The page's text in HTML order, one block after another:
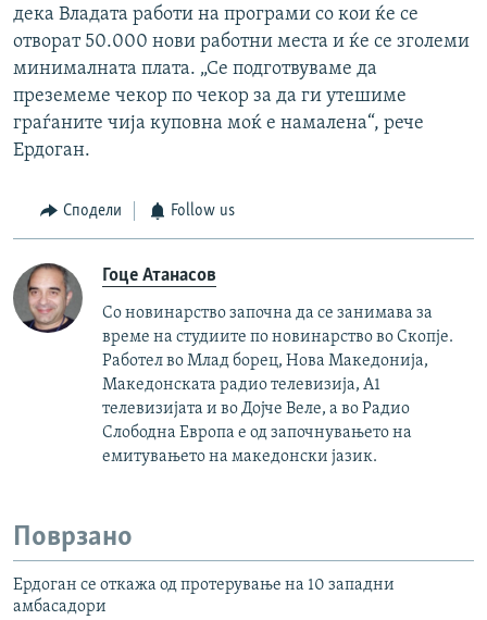
дека Владата работи на програми со кои ќе се
отворат 50.000 нови работни места и ќе се зголеми
минималната плата. „Се подготвуваме да
преземеме чекор по чекор за да ги утешиме
граѓаните чија куповна моќ е намалена“, рече
Ердоган.
Сподели Follow us
Гоце Атанасов
Со новинарство започна да се занимава за
време на студиите по новинарство во Скопје.
Работел во Млад борец, Нова Македонија,
Македонската радио телевизија, А1
телевизијата и во Дојче Веле, а во Радио
Слободна Европа е од започнувањето на
емитувањето на македонски јазик.
Поврзано
Ердоган се откажа од протерување на 10 западни
амбасадори